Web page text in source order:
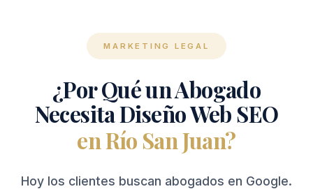
MARKETING LEGAL
¿Por Qué un Abogado
Necesita Diseño Web SEO
en Río San Juan?
Hoy los clientes buscan abogados en Google.